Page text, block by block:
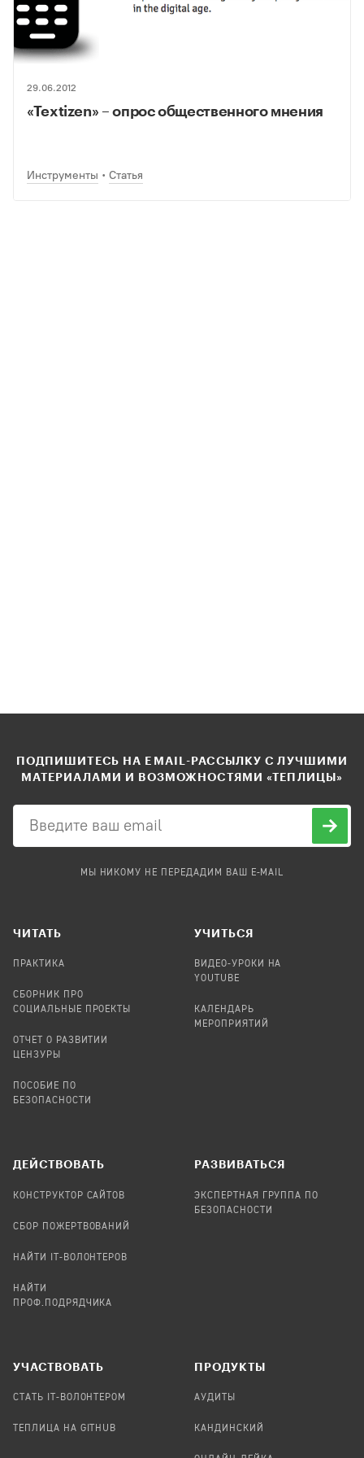
29.06.2012
«Textizen» – опрос общественного мнения
Инструменты Статья
ПОДПИШИТЕСЬ НА EMAIL-РАССЫЛКУ С ЛУЧШИМИ
МАТЕРИАЛАМИ И ВОЗМОЖНОСТЯМИ «ТЕПЛИЦЫ»
МЫ НИКОМУ НЕ ПЕРЕДАДИМ ВАШ E-MAIL
ЧИТАТЬ
ПРАКТИКА
СБОРНИК ПРО
СОЦИАЛЬНЫЕ ПРОЕКТЫ
ОТЧЕТ О РАЗВИТИИ
ЦЕНЗУРЫ
ПОСОБИЕ ПО
БЕЗОПАСНОСТИ
УЧИТЬСЯ
ВИДЕО-УРОКИ НА
YOUTUBE
КАЛЕНДАРЬ
МЕРОПРИЯТИЙ
ДЕЙСТВОВАТЬ
КОНСТРУКТОР САЙТОВ
СБОР ПОЖЕРТВОВАНИЙ
НАЙТИ IT-ВОЛОНТЕРОВ
НАЙТИ
ПРОФ.ПОДРЯДЧИКА
РАЗВИВАТЬСЯ
ЭКСПЕРТНАЯ ГРУППА ПО
БЕЗОПАСНОСТИ
УЧАСТВОВАТЬ
СТАТЬ IT-ВОЛОНТЕРОМ
ТЕПЛИЦА НА GITHUB
ПРОДУКТЫ
АУДИТЫ
КАНДИНСКИЙ